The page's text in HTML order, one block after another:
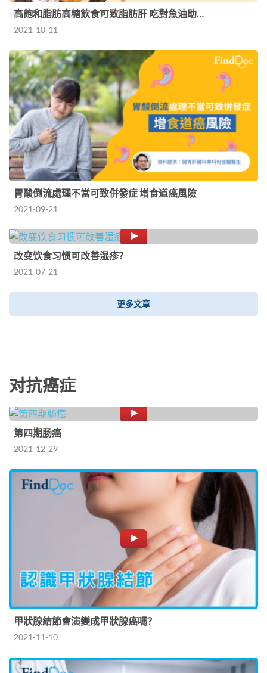
高飽和脂肪高糖飲食可致脂肪肝 吃對魚油助…
2021-10-11
胃酸倒流處理不當可致併發症 增食道癌風險
2021-09-21
改变饮食习惯可改善湿疹？
2021-07-21
更多文章
对抗癌症
第四期肠癌
2021-12-29
甲狀腺結節會演變成甲狀腺癌嗎？
2021-11-10